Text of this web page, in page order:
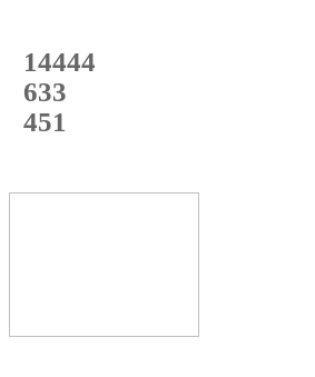
14444
с начала года
633
с начала месяца
451
с начала недели